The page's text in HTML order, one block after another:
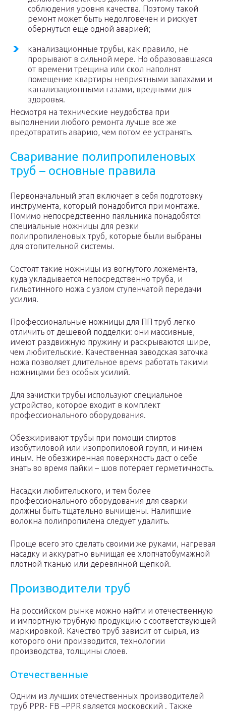
соблюдения уровня качества. Поэтому такой
ремонт может быть недолговечен и рискует
обернуться еще одной аварией;
канализационные трубы, как правило, не
прорывают в сильной мере. Но образовавшаяся
от времени трещина или скол наполнят
помещение квартиры неприятными запахами и
канализационными газами, вредными для
здоровья.
Несмотря на технические неудобства при
выполнении любого ремонта лучше все же
предотвратить аварию, чем потом ее устранять.
Сваривание полипропиленовых
труб – основные правила
Первоначальный этап включает в себя подготовку
инструмента, который понадобится при монтаже.
Помимо непосредственно паяльника понадобятся
специальные ножницы для резки
полипропиленовых труб, которые были выбраны
для отопительной системы.
Состоят такие ножницы из вогнутого ложемента,
куда укладывается непосредственно труба, и
гильотинного ножа с узлом ступенчатой передачи
усилия.
Профессиональные ножницы для ПП труб легко
отличить от дешевой подделки: они массивные,
имеют раздвижную пружину и раскрываются шире,
чем любительские. Качественная заводская заточка
ножа позволяет длительное время работать такими
ножницами без особых усилий.
Для зачистки трубы используют специальное
устройство, которое входит в комплект
профессионального оборудования.
Обезжиривают трубы при помощи спиртов
изобутиловой или изопропиловой групп, и ничем
иным. Не обезжиренная поверхность даст о себе
знать во время пайки – шов потеряет герметичность.
Насадки любительского, и тем более
профессионального оборудования для сварки
должны быть тщательно вычищены. Налипшие
волокна полипропилена следует удалить.
Проще всего это сделать своими же руками, нагревая
насадку и аккуратно вычищая ее хлопчатобумажной
плотной тканью или деревянной щепкой.
Производители труб
На российском рынке можно найти и отечественную
и импортную трубную продукцию с соответствующей
маркировкой. Качество труб зависит от сырья, из
которого они производится, технологии
производства, толщины слоев.
Отечественные
Одним из лучших отечественных производителей
труб PPR- FB –PPR является московский . Также